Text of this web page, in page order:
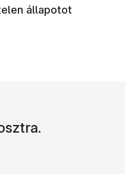
állapotot